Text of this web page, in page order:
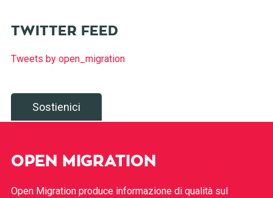
TWITTER FEED
Tweets by open_migration
Sostienici
OPEN MIGRATION
Open Migration produce informazione di qualità sul